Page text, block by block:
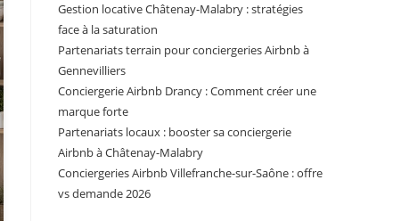
Gestion locative Châtenay-Malabry : stratégies
face à la saturation
Partenariats terrain pour conciergeries Airbnb à
Gennevilliers
Conciergerie Airbnb Drancy : Comment créer une
marque forte
Partenariats locaux : booster sa conciergerie
Airbnb à Châtenay-Malabry
Conciergeries Airbnb Villefranche-sur-Saône : offre
vs demande 2026